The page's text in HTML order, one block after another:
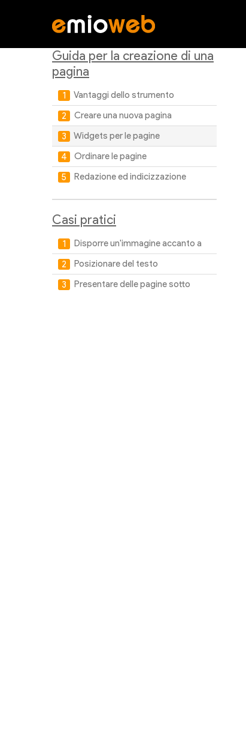
Guida per la creazione di una
pagina
Vantaggi dello strumento
Creare una nuova pagina
Widgets per le pagine
Ordinare le pagine
Redazione ed indicizzazione
Casi pratici
Disporre un'immagine accanto a
Posizionare del testo
Presentare delle pagine sotto